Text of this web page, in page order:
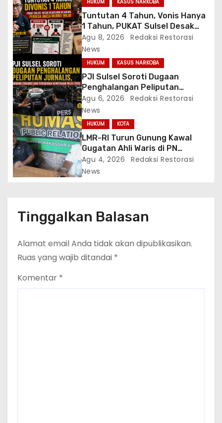
o
s
HUKUM KASUS NARKOBA
Tuntutan 4 Tahun, Vonis Hanya
1 Tahun, PUKAT Sulsel Desak
Kejati-Kejagung Periksa JPU
Murbei Wajo
Agu 8, 2026
Redaksi Restorasi
News
HUKUM KASUS NARKOBA
PJI Sulsel Soroti Dugaan
Penghalangan Peliputan
Jurnalis, Dorong Evaluasi dan
Penguatan Kemitraan Polri-
Pers
Agu 6, 2026
Redaksi Restorasi
News
HUKUM KOTA
LMR-RI Turun Gunung Kawal
Gugatan Ahli Waris di PN
Makassar, Humas Buka Tahapan
Persidangan
Agu 4, 2026
Redaksi Restorasi
News
Tinggalkan Balasan
Alamat email Anda tidak akan dipublikasikan.
Ruas yang wajib ditandai *
Komentar *